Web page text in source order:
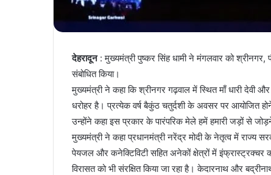
देहरादून: मुख्यमंत्री पुष्कर सिंह धामी ने मंगलवार को
संबोधित किया।
मुख्यमंत्री ने कहा कि श्रीनगर गढ़वाल में स्थित माँ धारी देवी
धरोहर है। प्रत्येक वर्ष बैकुंठ चतुर्दशी के अवसर पर आयोजित
उन्होंने कहा इस प्रकार के पारंपरिक मेले हमें हमारी जड़ों से
मुख्यमंत्री ने कहा प्रधानमंत्री नरेंद्र मोदी के नेतृत्व में राज्य
पेयजल और कनेक्टिविटी सहित अनेकों क्षेत्रों में
विरासत को भी संरक्षित किया जा रहा है। केदारनाथ और